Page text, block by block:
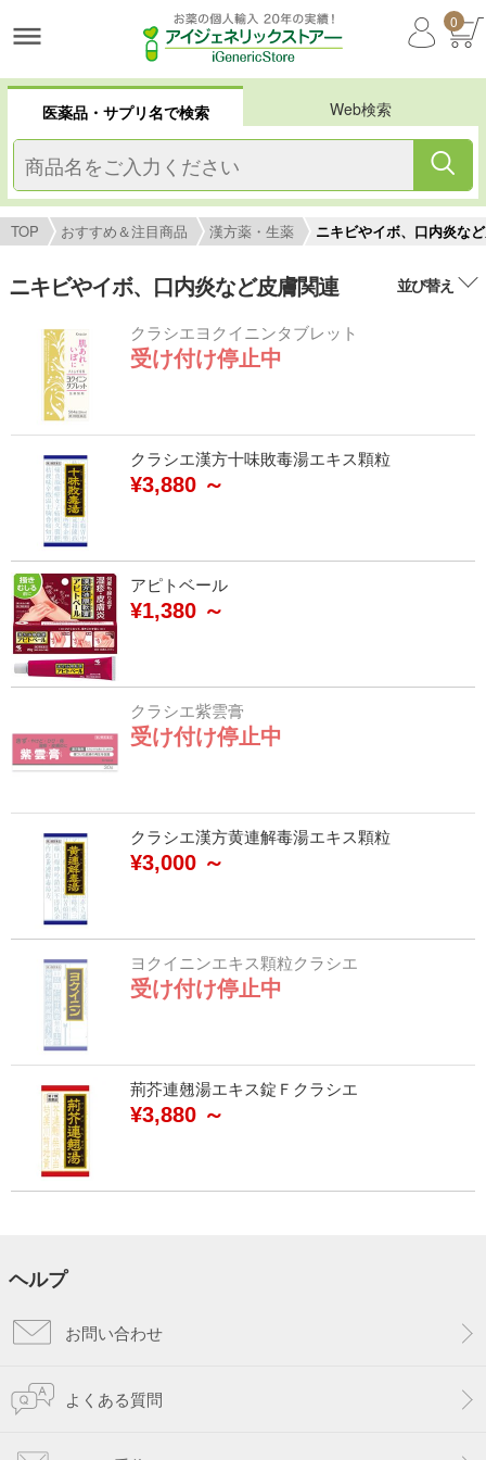
0
医薬品・サプリ名で検索 Web検索
TOP おすすめ＆注目商品 漢方薬・生薬 ニキビやイボ、口内炎な
ニキビやイボ、口内炎など皮膚関連 並び替え
クラシエヨクイニンタブレット
受け付け停止中
クラシエ漢方十味敗毒湯エキス顆粒
¥3,880 ～
アピトベール
¥1,380 ～
クラシエ紫雲膏
受け付け停止中
クラシエ漢方黄連解毒湯エキス顆粒
¥3,000 ～
ヨクイニンエキス顆粒クラシエ
受け付け停止中
荊芥連翹湯エキス錠Ｆクラシエ
¥3,880 ～
ヘルプ
お問い合わせ
よくある質問